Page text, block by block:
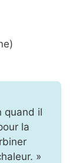
quand il
la
»